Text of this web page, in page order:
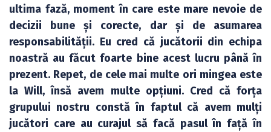
ultima fază, moment în care este mare nevoie de
decizii bune și corecte, dar și de asumarea
responsabilității. Eu cred că jucătorii din echipa
noastră au făcut foarte bine acest lucru până în
prezent. Repet, de cele mai multe ori mingea este
la Will, însă avem multe opțiuni. Cred că forța
grupului nostru constă în faptul că avem mulți
jucători care au curajul să facă pasul în față în